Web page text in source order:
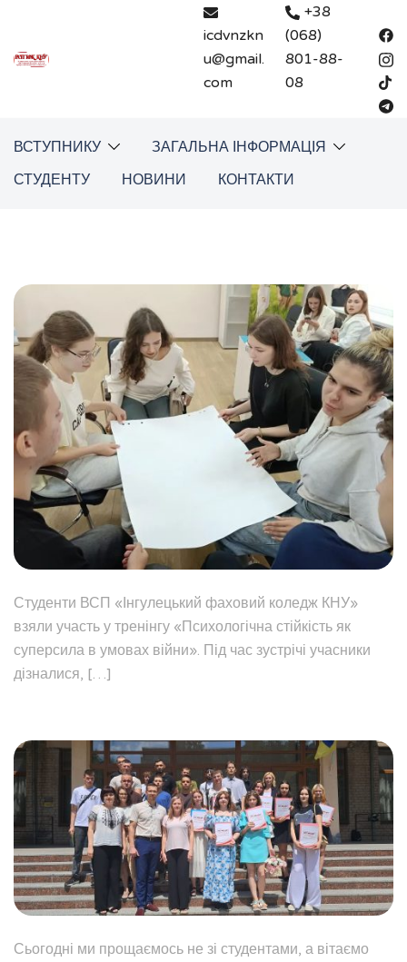
вмісту
icdvnzkn
u@gmail.
com
+38
(068)
801-88-
08
ВСТУПНИКУ
ЗАГАЛЬНА ІНФОРМАЦІЯ
СТУДЕНТУ
НОВИНИ КОНТАКТИ
Студенти ВСП «Інгулецький фаховий коледж КНУ»
взяли участь у тренінгу «Психологічна стійкість як
суперсила в умовах війни». Під час зустрічі учасники
дізналися, […]
Сьогодні ми прощаємось не зі студентами, а вітаємо